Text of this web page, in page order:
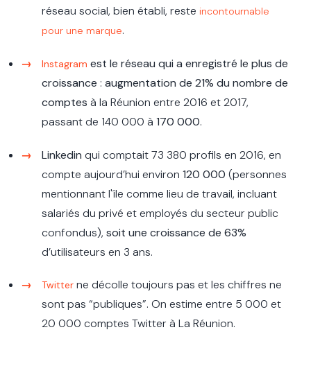
réseau social, bien établi, reste incontournable
pour une marque.
Instagram est le réseau qui a enregistré le plus de
croissance : augmentation de 21% du nombre de
comptes à la Réunion entre 2016 et 2017,
passant de 140 000 à 170 000.
Linkedin qui comptait 73 380 profils en 2016, en
compte aujourd’hui environ 120 000 (personnes
mentionnant l'île comme lieu de travail, incluant
salariés du privé et employés du secteur public
confondus), soit une croissance de 63%
d’utilisateurs en 3 ans.
Twitter ne décolle toujours pas et les chiffres ne
sont pas “publiques”. On estime entre 5 000 et
20 000 comptes Twitter à La Réunion.